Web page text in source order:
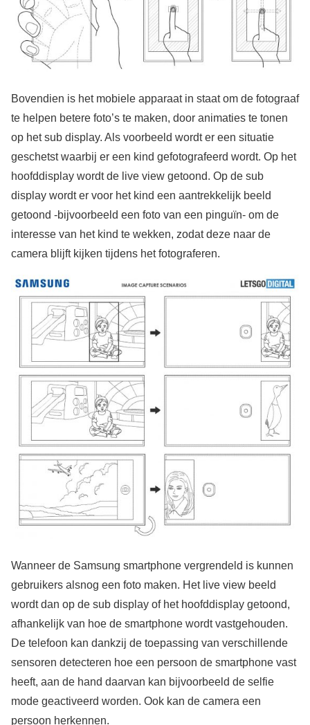
Bovendien is het mobiele apparaat in staat om de fotograaf
te helpen betere foto’s te maken, door animaties te tonen
op het sub display. Als voorbeeld wordt er een situatie
geschetst waarbij er een kind gefotografeerd wordt. Op het
hoofddisplay wordt de live view getoond. Op de sub
display wordt er voor het kind een aantrekkelijk beeld
getoond -bijvoorbeeld een foto van een pinguïn- om de
interesse van het kind te wekken, zodat deze naar de
camera blijft kijken tijdens het fotograferen.
Wanneer de Samsung smartphone vergrendeld is kunnen
gebruikers alsnog een foto maken. Het live view beeld
wordt dan op de sub display of het hoofddisplay getoond,
afhankelijk van hoe de smartphone wordt vastgehouden.
De telefoon kan dankzij de toepassing van verschillende
sensoren detecteren hoe een persoon de smartphone vast
heeft, aan de hand daarvan kan bijvoorbeeld de selfie
mode geactiveerd worden. Ook kan de camera een
persoon herkennen.